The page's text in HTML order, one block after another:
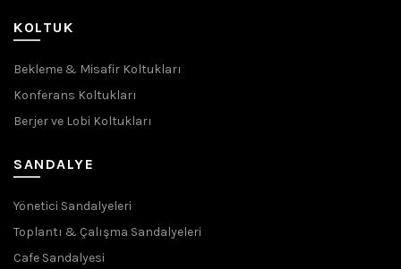
KOLTUK
Bekleme & Misafir Koltukları
Konferans Koltukları
Berjer ve Lobi Koltukları
SANDALYE
Yönetici Sandalyeleri
Toplantı & Çalışma Sandalyeleri
Cafe Sandalyesi